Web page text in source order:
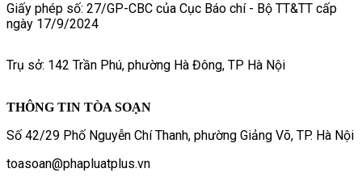
Giấy phép số: 27/GP-CBC của Cục Báo chí - Bộ TT&TT cấp
ngày 17/9/2024
Trụ sở: 142 Trần Phú, phường Hà Đông, TP Hà Nội
THÔNG TIN TÒA SOẠN
Số 42/29 Phố Nguyễn Chí Thanh, phường Giảng Võ, TP. Hà Nội
toasoan@phapluatplus.vn